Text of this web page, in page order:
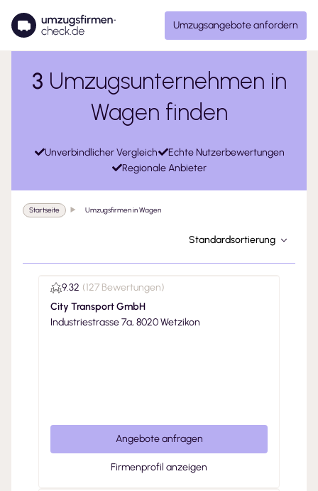
Umzugsangebote anfordern
3 Umzugsunternehmen in
Wagen finden
Unverbindlicher Vergleich
Echte Nutzerbewertungen
Regionale Anbieter
Startseite Umzugsfirmen in Wagen
Standardsortierung
9.32 (127 Bewertungen)
City Transport GmbH
Industriestrasse 7a, 8020 Wetzikon
Angebote anfragen
Firmenprofil anzeigen